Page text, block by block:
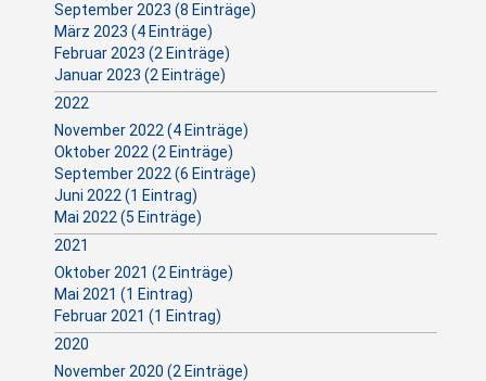
September 2023 (8 Einträge)
März 2023 (4 Einträge)
Februar 2023 (2 Einträge)
Januar 2023 (2 Einträge)
2022
November 2022 (4 Einträge)
Oktober 2022 (2 Einträge)
September 2022 (6 Einträge)
Juni 2022 (1 Eintrag)
Mai 2022 (5 Einträge)
2021
Oktober 2021 (2 Einträge)
Mai 2021 (1 Eintrag)
Februar 2021 (1 Eintrag)
2020
November 2020 (2 Einträge)